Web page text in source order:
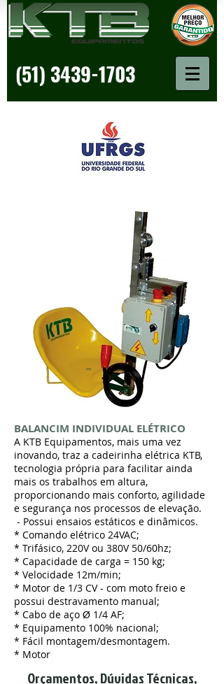
(51) 3439-1703
BALANCIM INDIVIDUAL ELÉTRICO
A KTB Equipamentos, mais uma vez
inovando, traz a cadeirinha elétrica KTB,
tecnologia própria para facilitar ainda
mais os trabalhos em altura,
proporcionando mais conforto, agilidade
e segurança nos processos de elevação.
- Possui ensaios estáticos e dinâmicos.
* Comando elétrico 24VAC;
* Trifásico, 220V ou 380V 50/60hz;
* Capacidade de carga = 150 kg;
* Velocidade 12m/min;
* Motor de 1/3 CV - com moto freio e
possui destravamento manual;
* Cabo de aço Ø 1/4 AF;
* Equipamento 100% nacional;
* Fácil montagem/desmontagem.
* Motor
Orçamentos, Dúvidas Técnicas,